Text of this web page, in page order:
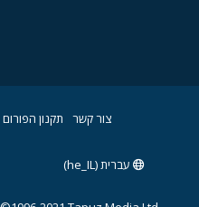
צור קשר תקנון הפורום
עברית (he_IL)